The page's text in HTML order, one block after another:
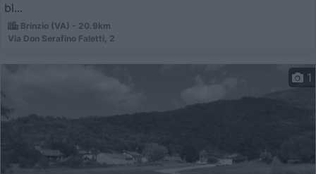
bl...
Brinzio (VA) - 20.9km
Via Don Serafino Faletti, 2
1